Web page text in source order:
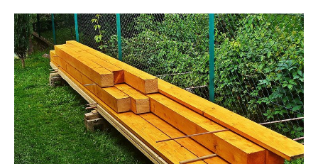
Materiali da costruzione, legna da ardere